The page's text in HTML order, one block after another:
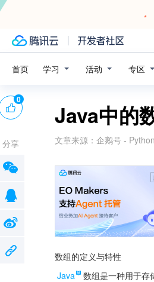
首页 学习 活动 专区
Java中的
文章来源： 企鹅号 -
数组的定义与特性
Java
数组是一种用于存
0
分享